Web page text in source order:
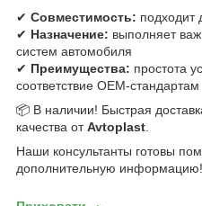
✔ Совместимость: подходит
✔ Назначение: выполняет
систем автомобиля
✔ Преимущества: простота
соответствие OEM-стандартам
📦 В наличии! Быстрая
качества отAvtoplast.
Наши консультанты готовы
дополнительную